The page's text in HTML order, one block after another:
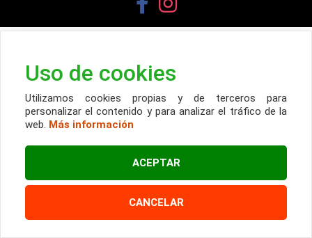
Uso de cookies
Utilizamos cookies propias y de terceros para
personalizar el contenido y para analizar el tráfico de la
web. Más información
ACEPTAR
CANCELAR